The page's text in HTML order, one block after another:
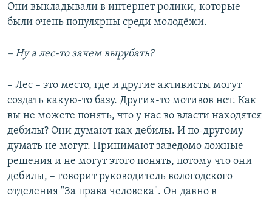
Они выкладывали в интернет ролики, которые
были очень популярны среди молодёжи.
– Ну а лес-то зачем вырубать?
– Лес – это место, где и другие активисты могут
создать какую-то базу. Других-то мотивов нет. Как
вы не можете понять, что у нас во власти находятся
дебилы? Они думают как дебилы. И по-другому
думать не могут. Принимают заведомо ложные
решения и не могут этого понять, потому что они
дебилы, – говорит руководитель вологодского
отделения "За права человека". Он давно в